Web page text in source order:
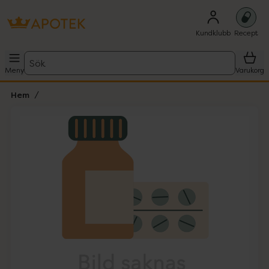
Kundklubb Recept
Meny
Sök
Varukorg
Hem
Lista: . Innehåller 1 objekt.